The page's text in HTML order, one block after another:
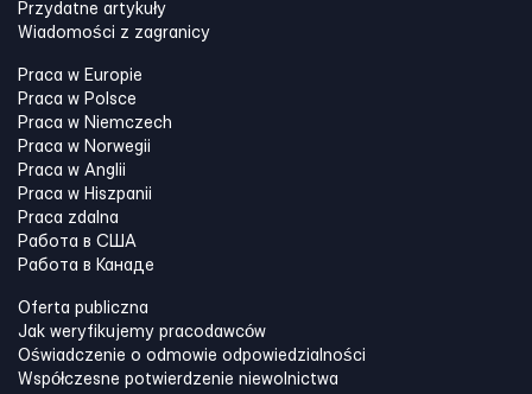
Przydatne artykuły
Wiadomości z zagranicy
Praca w Europie
Praca w Polsce
Praca w Niemczech
Praca w Norwegii
Praca w Anglii
Praca w Hiszpanii
Praca zdalna
Работа в США
Работа в Канадe
Oferta publiczna
Jak weryfikujemy pracodawców
Oświadczenie o odmowie odpowiedzialności
Współczesne potwierdzenie niewolnictwa